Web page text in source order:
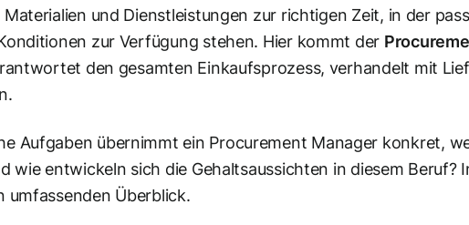
und Dienstleistungen zur richtigen Zeit, in der
zur Verfügung stehen. Hier kommt der
den gesamten Einkaufsprozess, verhandelt mit
Aufgaben übernimmt ein Procurement Manager konkret,
wie entwickeln sich die Gehaltsaussichten in diesem Beruf?
umfassenden Überblick.